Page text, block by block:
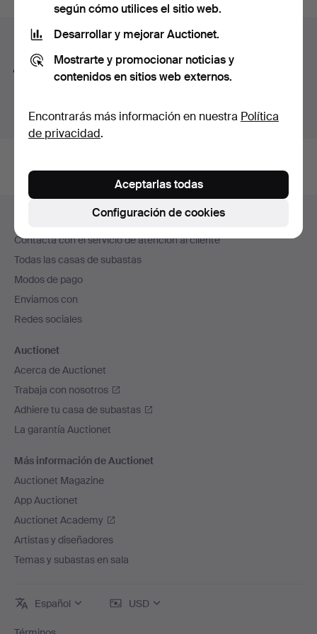
curso
Consejos para mejorar la búsqueda
La función de búsqueda también admite partes de
Navegación
en
el
pie
de
página
Ayuda y contacto
Contacta con el servicio de atención al cliente
Todas las casas de subastas
Modos de pago
Enviamos con
Redes sociales
Auctionet
Acerca de Auctionet
Trabaja con nosotros
Adhiere tu casa de subastas
La garantía Auctionet
Más información de Auctionet
Auctionet Magazine
App Auctionet
Auctionet Academy
Artistas y diseñadores
Temas y subastas en sala
Español USD
según cómo utilices el sitio web.
Desarrollar y mejorar Auctionet.
Mostrarte y promocionar noticias y
contenidos en sitios web externos.
Encontrarás más información en nuestra Política
de privacidad.
Configuración de cookies
Aceptarlas todas